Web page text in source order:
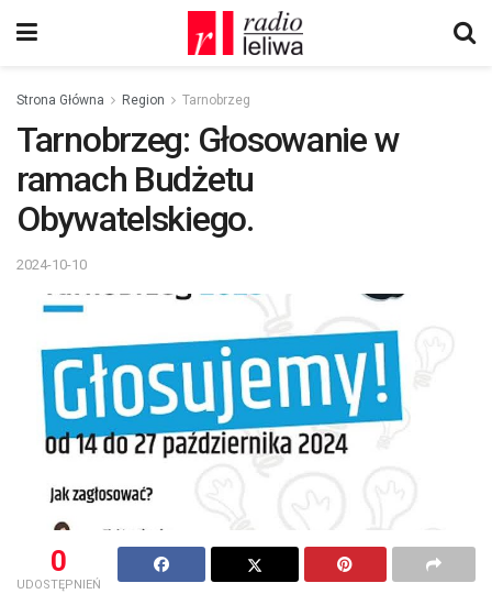
Strona Główna Region Tarnobrzeg
Tarnobrzeg: Głosowanie w
ramach Budżetu
Obywatelskiego.
2024-10-10
0
UDOSTĘPNIEŃ